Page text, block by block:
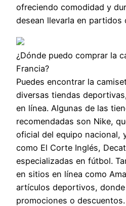
ofreciendo comodidad y
desean llevarla en partidos
¿Dónde puedo comprar la
Francia?
Puedes encontrar la
diversas tiendas
en línea. Algunas de las
recomendadas son Nike,
oficial del equipo nacional,
como El Corte Inglés,
especializadas en fútbol.
en sitios en línea como
artículos deportivos,
promociones o descuentos.